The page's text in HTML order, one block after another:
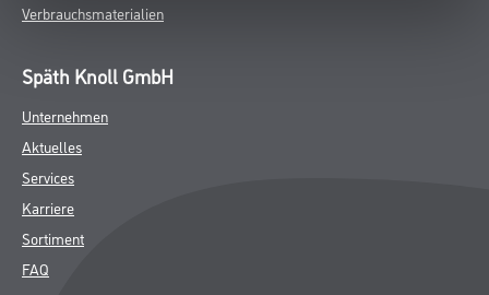
Verbrauchsmaterialien
Späth Knoll GmbH
Unternehmen
Aktuelles
Services
Karriere
Sortiment
FAQ